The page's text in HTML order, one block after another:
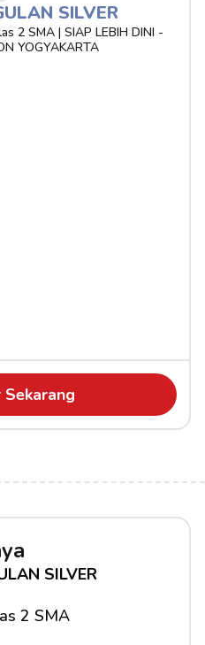
SILVER
2 SMA | SIAP LEBIH DINI -
YOGYAKARTA
SILVER
2 SMA